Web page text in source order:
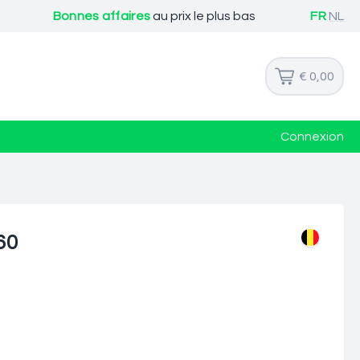
Bonnes affairesau prix le plus bas FR NL
€ 0,00
Connexion